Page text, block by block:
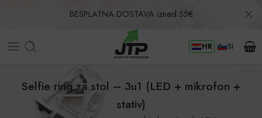
BESPLATNA DOSTAVA iznad 55€
Povrat u roku od 30 dana! HR SI
Selfie ring za stol – 3u1 (LED + mikrofon +
stativ)